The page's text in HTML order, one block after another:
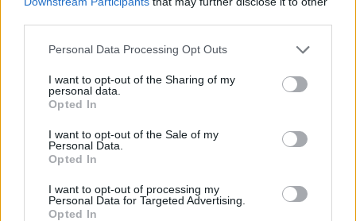
Please note that this website/app uses one or more Google
not limited to your visit or usage behaviour. You may click to
grant or deny consent to Google and its third-party tags to
use your data for below specified purposes in below Google
consent section.
Personal Data Processing Opt Outs
I want to opt-out of the Sharing of my
personal data.
Opted In
I want to opt-out of the Sale of my
Personal Data.
Opted In
I want to opt-out of processing my
Personal Data for Targeted Advertising.
Opted In
sull’avampiede nel classico, con collarino alto e
suola rigida nello skating per supportare la caviglia.
Alpioffrono numerosi anelli dedicati a entrambe
le tecniche, spesso con centri attrezzati per
noleggi, spogliatoi e scuole. Alcuni tracciati
tipicamente adatti includono l’Alpe di Siusi,